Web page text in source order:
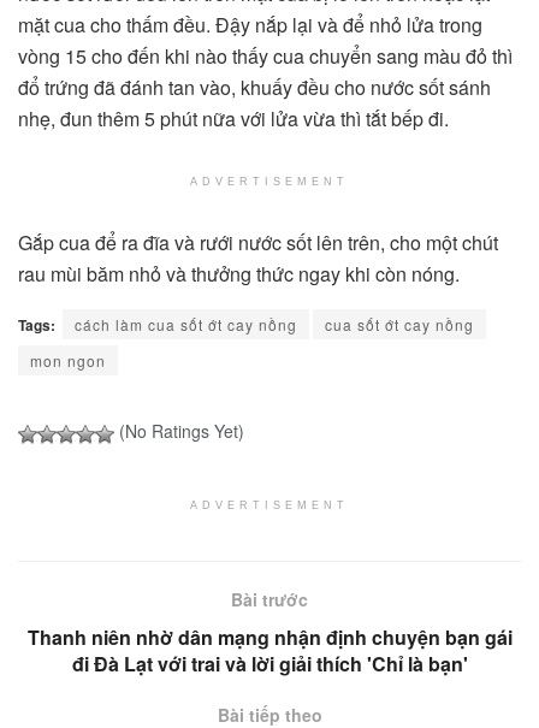
mặt cua cho thấm đều. Đậy nắp lại và để nhỏ lửa trong
vòng 15 cho đến khi nào thấy cua chuyển sang màu đỏ thì
đổ trứng đã đánh tan vào, khuấy đều cho nước sốt sánh
nhẹ, đun thêm 5 phút nữa với lửa vừa thì tắt bếp đi.
ADVERTISEMENT
Gắp cua để ra đĩa và rưới nước sốt lên trên, cho một chút
rau mùi băm nhỏ và thưởng thức ngay khi còn nóng.
Tags: cách làm cua sốt ớt cay nồng
cua sốt ớt cay nồng
mon ngon
(No Ratings Yet)
ADVERTISEMENT
Bài trước
Thanh niên nhờ dân mạng nhận định chuyện bạn gái
đi Đà Lạt với trai và lời giải thích 'Chỉ là bạn'
Bài tiếp theo